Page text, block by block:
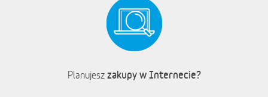
Planujesz zakupy w Internecie?